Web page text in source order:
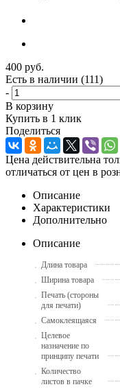
400 руб.
Есть в наличии (111)
-
В корзину
Купить в 1 клик
Поделиться
Цена действительна
отличаться от цен в
Описание
Характеристики
Дополнительно
Описание
Длина товара
Ширина товара
Печать (стороны
для печати)
Самоклеящаяся
Целевое
назначение по
принципу печати
Количество
листов в пачке